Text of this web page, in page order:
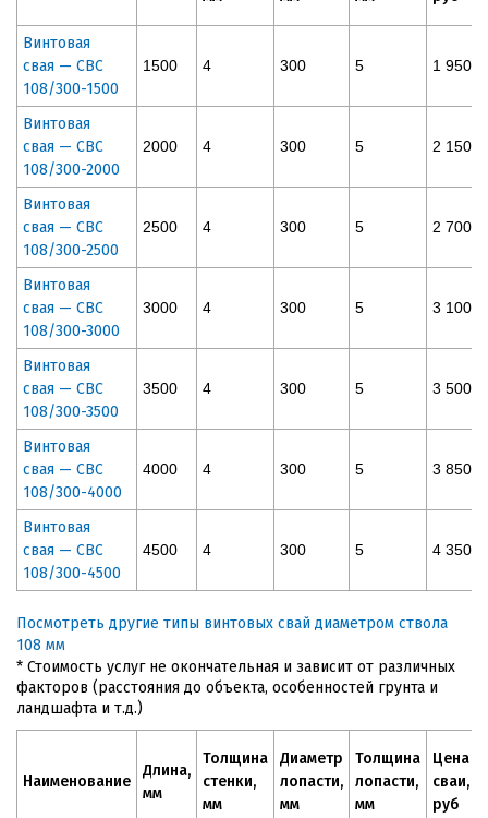
Винтовая
свая — СВС
108/300-1500
1500 4 300 5 1 950
Винтовая
свая — СВС
108/300-2000
2000 4 300 5 2 150
Винтовая
свая — СВС
108/300-2500
2500 4 300 5 2 700
Винтовая
свая — СВС
108/300-3000
3000 4 300 5 3 100
Винтовая
свая — СВС
108/300-3500
3500 4 300 5 3 500
Винтовая
свая — СВС
108/300-4000
4000 4 300 5 3 850
Винтовая
свая — СВС
108/300-4500
4500 4 300 5 4 350
Посмотреть другие типы винтовых свай диаметром ствола
108 мм
* Стоимость услуг не окончательная и зависит от различных
факторов (расстояния до объекта, особенностей грунта и
ландшафта и т.д.)
Наименование
Длина,
мм
Толщина
стенки,
мм
Диаметр
лопасти,
мм
Толщина
лопасти,
мм
Цена
сваи,
руб